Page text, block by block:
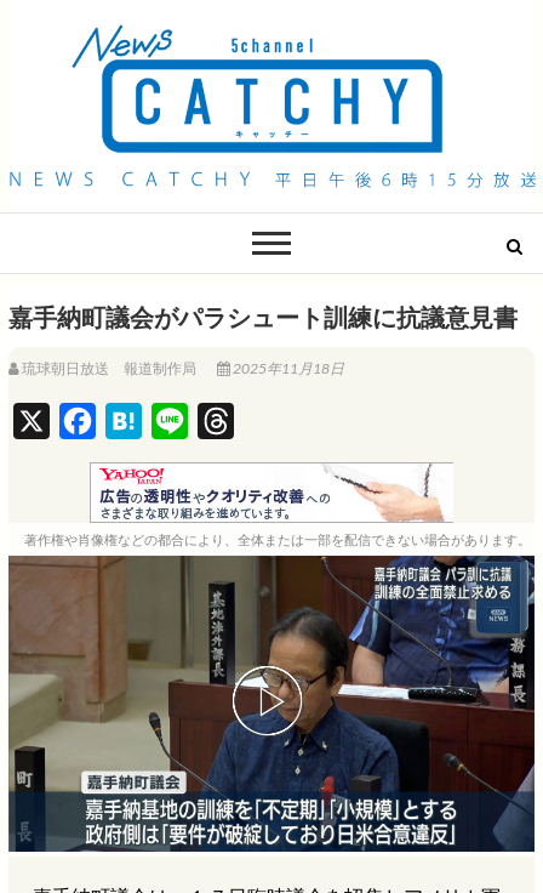
QAB NEWS Headline
嘉手納町議会がパラシュート訓練に抗議意見書
琉球朝日放送 報道制作局 2025年11月18日
a
c
e
b
H
a
t
e
i
n
e
h
r
e
著作権や肖像権などの都合により、全体または一部を配信できない場合があります。